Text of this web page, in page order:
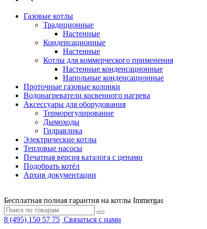
Газовые котлы
Традиционные
Настенные
Конденсационные
Настенные
Котлы для коммерческого применения
Настенные конденсационные
Напольные конденсационные
Проточные газовые колонки
Водонагреватели косвенного нагрева
Аксессуары для оборудования
Терморегулирование
Дымоходы
Гидравлика
Электрические котлы
Тепловые насосы
Печатная версия каталога с ценами
Подобрать котёл
Архив документации
Бесплатная полная гарантия на котлы Immergas
8 (495) 150 57 75 Связаться с нами